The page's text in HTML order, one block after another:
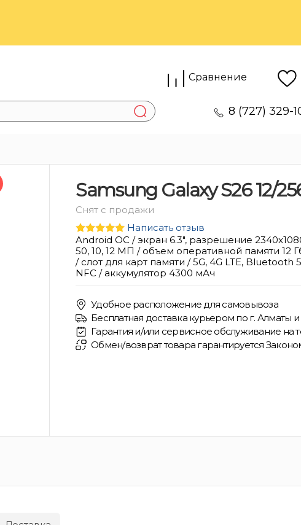
Сравнение
8 (727) 329-
Samsung Galaxy S26 12/
Снят с продажи
Написать отзыв
Android ОС / экран 6.3", разрешение
50, 10, 12 МП / объем оперативной памяти 12
/ слот для карт памяти / 5G, 4G LTE, Bluetooth
NFC / аккумулятор 4300 мАч
Удобное расположение для самовывоза
Бесплатная доставка курьером по г. Алматы и
Гарантия и/или сервисное обслуживание на
Обмен/возврат товара гарантируется